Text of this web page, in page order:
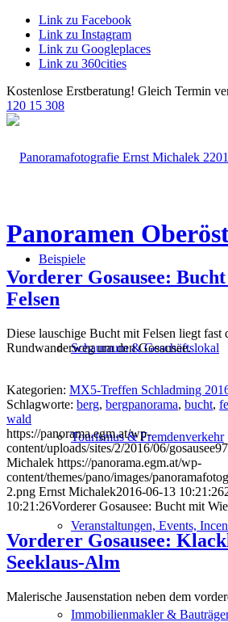
Link zu Facebook
Link zu Instagram
Link zu Googleplaces
Link zu 360cities
Kostenlose Erstberatung! Gleich Termin
120 15 308
Beispiele
Schauraum & Geschäftslokal
Tourismus & Fremdenverkehr
Veranstaltungen, Events,
Immobilienmakler &
Panoramen
Vorderer Gosausee:
Felsen
Diese lauschige Bucht mit Felsen liegt fast
Rundwanderweg um den Gosausee.
Kategorien: MX5-Treffen Schladming
Schlagworte: berg, bergpanorama, bucht,
wald
https://panorama.egm.at/wp-
content/uploads/sites/2/2016/06/
Michalek https://panorama.egm.at/wp-
content/themes/pano/images/
2.png Ernst Michalek2016-06-13 10:21:26
10:21:26Vorderer Gosausee: Bucht mit
Vorderer Gosausee:
Seeklaus-Alm
Malerische Jausenstation neben dem